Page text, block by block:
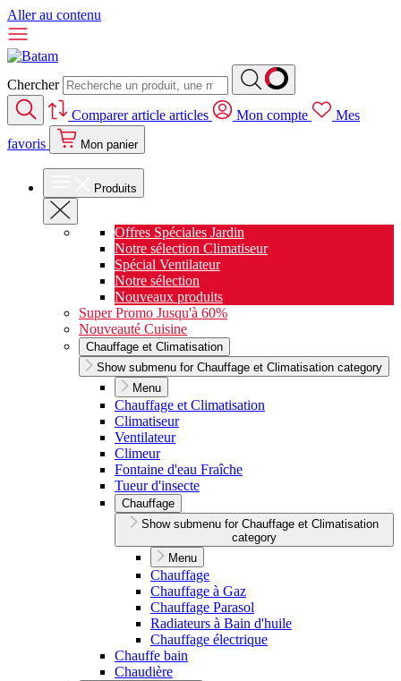
Aller au contenu
Chercher
Comparerarticle articles Mon compte
Mes
favoris
Mon panier
Produits
Offres Spéciales Jardin
Notre sélection Climatiseur
Spécial Ventilateur
Notre sélection
Nouveaux produits
Super Promo Jusqu'à 60%
Nouveauté Cuisine
Chauffage et Climatisation
Show submenu for Chauffage et Climatisation category
Menu
Chauffage et Climatisation
Climatiseur
Ventilateur
Climeur
Fontaine d'eau Fraîche
Tueur d'insecte
Chauffage
Show submenu for Chauffage et Climatisation
category
Menu
Chauffage
Chauffage à Gaz
Chauffage Parasol
Radiateurs à Bain d'huile
Chauffage électrique
Chauffe bain
Chaudière